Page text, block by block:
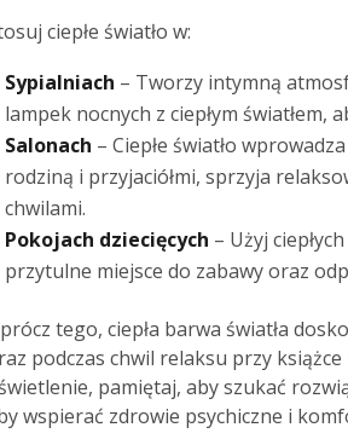
ciepłe światło w:
Sypialniach – Tworzy intymną
lampek nocnych z ciepłym światłem,
Salonach – Ciepłe światło
rodziną i przyjaciółmi, sprzyja
chwilami.
Pokojach dziecięcych – Użyj
przytulne miejsce do zabawy oraz
tego, ciepła barwa światła
podczas chwil relaksu przy
pamiętaj, aby szukać
wspierać zdrowie psychiczne i